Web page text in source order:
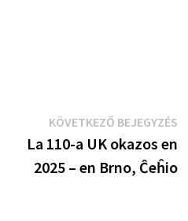
KÖVETKEZŐ BEJEGYZÉS
La 110-a UK okazos en
2025 – en Brno, Ĉeĥio